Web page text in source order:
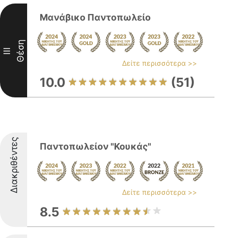
III Θέση
Μανάβικο Παντοπωλείο
Δείτε περισσότερα >>
10.0 (51)
Διακριθέντες Παντοπωλείον "Κουκάς"
Δείτε περισσότερα >>
8.5